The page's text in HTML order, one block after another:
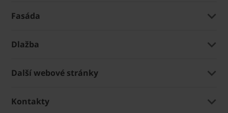
Fasáda
Dlažba
Další webové stránky
Kontakty